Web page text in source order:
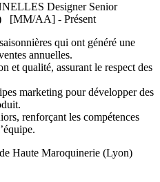
Designer Senior
[MM/AA] - Présent
qui ont généré une
annuelles.
et qualité, assurant le respect des
marketing pour développer des
renforçant les compétences
Haute Maroquinerie (Lyon)